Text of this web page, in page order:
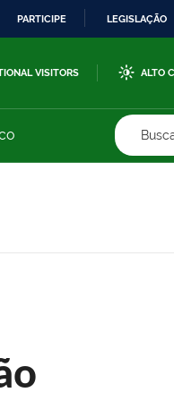
PARTICIPE LEGISLAÇÃO
VISITORS ALTO